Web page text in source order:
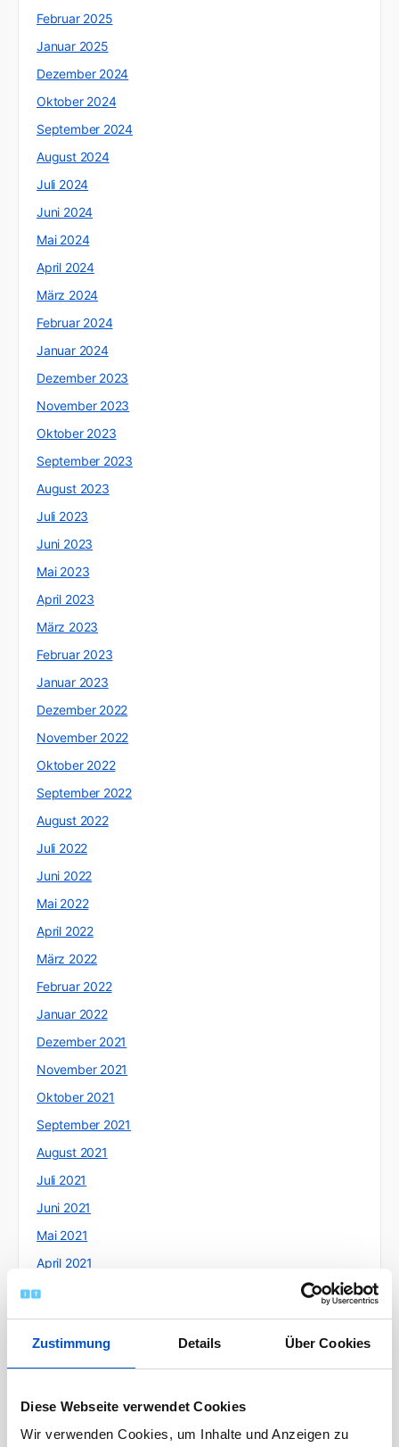
Zustimmung Details Über Cookies
Diese Webseite verwendet Cookies
Wir verwenden Cookies, um Inhalte und Anzeigen zu
Februar 2025
Januar 2025
Dezember 2024
Oktober 2024
September 2024
August 2024
Juli 2024
Juni 2024
Mai 2024
April 2024
März 2024
Februar 2024
Januar 2024
Dezember 2023
November 2023
Oktober 2023
September 2023
August 2023
Juli 2023
Juni 2023
Mai 2023
April 2023
März 2023
Februar 2023
Januar 2023
Dezember 2022
November 2022
Oktober 2022
September 2022
August 2022
Juli 2022
Juni 2022
Mai 2022
April 2022
März 2022
Februar 2022
Januar 2022
Dezember 2021
November 2021
Oktober 2021
September 2021
August 2021
Juli 2021
Juni 2021
Mai 2021
April 2021
März 2021
Februar 2021
Januar 2021
Dezember 2020
November 2020
Oktober 2020